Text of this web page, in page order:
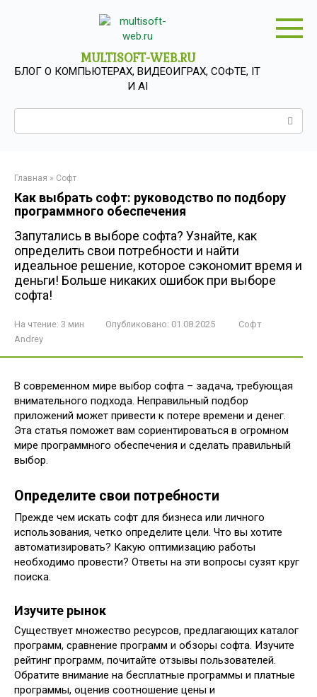
MULTISOFT-WEB.RU
БЛОГ О КОМПЬЮТЕРАХ, ВИДЕОИГРАХ, СОФТЕ, IT
И AI
Главная » Софт
Как выбрать софт: руководство по подбору
программного обеспечения
Запутались в выборе софта? Узнайте, как
определить свои потребности и найти
идеальное решение, которое сэкономит время и
деньги! Больше никаких ошибок при выборе
софта!
На чтение: 3 мин Опубликовано: 01.08.2025
Софт
Andrey
В современном мире выбор софта – задача, требующая
внимательного подхода. Неправильный подбор
приложений может привести к потере времени и денег.
Эта статья поможет вам сориентироваться в огромном
мире программного обеспечения и сделать правильный
выбор.
Определите свои потребности
Прежде чем искать софт для бизнеса или личного
использования, четко определите цели. Что вы хотите
автоматизировать? Какую оптимизацию работы
необходимо провести? Ответы на эти вопросы сузят круг
поиска.
Изучите рынок
Существует множество ресурсов, предлагающих каталог
программ, сравнение программ и обзоры софта. Изучите
рейтинг программ, почитайте отзывы пользователей.
Обратите внимание на бесплатные программы и платные
программы, оценив соотношение цены и